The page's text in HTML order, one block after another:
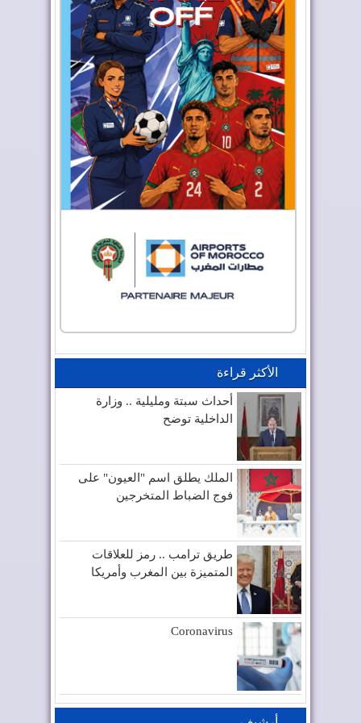
الأكثر قراءة
أحداث سبتة ومليلية .. وزارة
الداخلية توضح
الملك يطلق اسم "العيون" على
فوج الضباط المتخرجين
طريق ترامب .. رمز للعلاقات
المتميزة بين المغرب وأمريكا
Coronavirus